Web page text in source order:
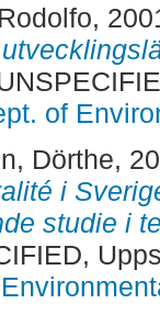
,
of
Dörthe,
i
studie i